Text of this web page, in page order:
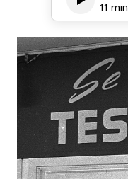
11 min